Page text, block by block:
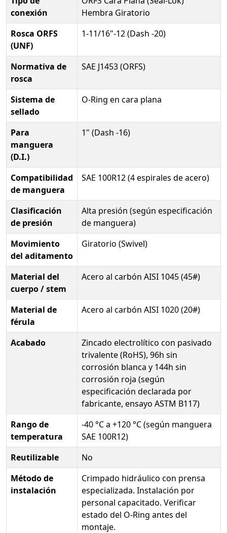
conexión
Hembra Giratorio
Rosca ORFS
(UNF)
1-11/16"-12 (Dash -20)
Normativa de
rosca
SAE J1453 (ORFS)
Sistema de
sellado
O-Ring en cara plana
Para
manguera
(D.I.)
1" (Dash -16)
Compatibilidad
de manguera
SAE 100R12 (4 espirales de acero)
Clasificación
de presión
Alta presión (según especificación
de manguera)
Movimiento
del aditamento
Giratorio (Swivel)
Material del
cuerpo / stem
Acero al carbón AISI 1045 (45#)
Material de
férula
Acero al carbón AISI 1020 (20#)
Acabado
Zincado electrolítico con pasivado
trivalente (RoHS), 96h sin
corrosión blanca y 144h sin
corrosión roja (según
especificación declarada por
fabricante, ensayo ASTM B117)
Rango de
temperatura
-40 °C a +120 °C (según manguera
SAE 100R12)
Reutilizable
No
Método de
instalación
Crimpado hidráulico con prensa
especializada. Instalación por
personal capacitado. Verificar
estado del O-Ring antes del
montaje.